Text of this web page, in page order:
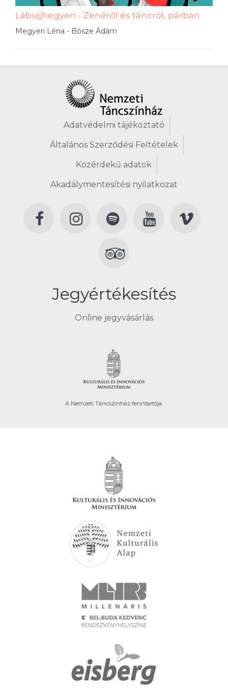
Lábujjhegyen - Zenéről és táncról, párban
Megyeri Léna - Bősze Ádám
Adatvédelmi tájékoztató
Általános Szerződési Feltételek
Közérdekű adatok
Akadálymentesítési nyilatkozat
Jegyértékesítés
Online jegyvásárlás
A Nemzeti Táncszínház fenntartója.